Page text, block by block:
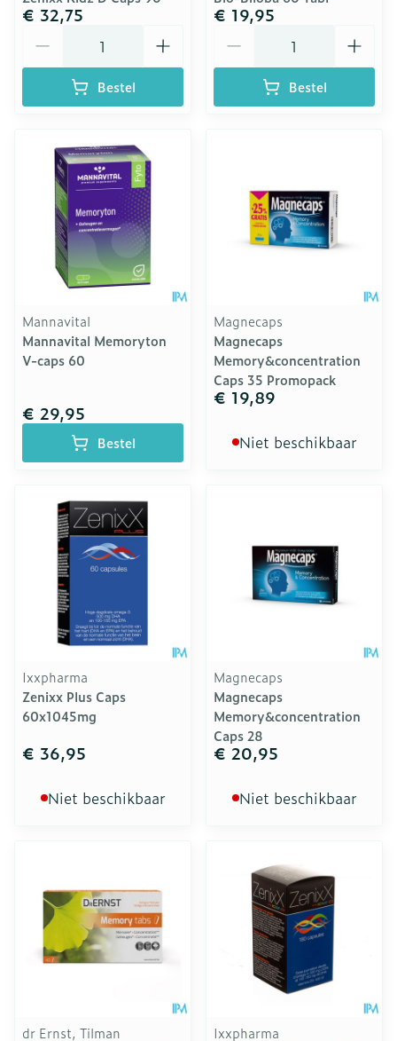
€ 32,75
Bestel
€ 19,95
Bestel
Mannavital
Mannavital Memoryton
V-caps 60
€ 29,95
Bestel
Magnecaps
Magnecaps
Memory&concentration
Caps 35 Promopack
€ 19,89
Niet beschikbaar
Ixxpharma
Zenixx Plus Caps
60x1045mg
€ 36,95
Niet beschikbaar
Magnecaps
Magnecaps
Memory&concentration
Caps 28
€ 20,95
Niet beschikbaar
dr Ernst, Tilman
Ixxpharma